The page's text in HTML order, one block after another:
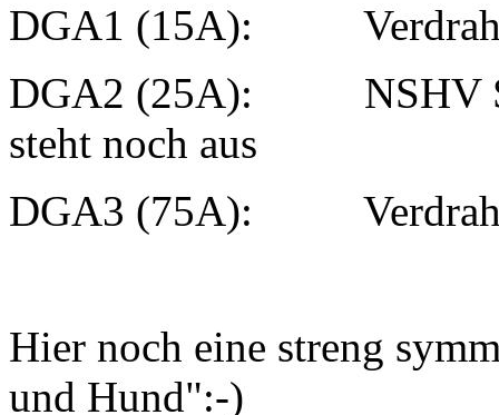
DGA1 (15A):
DGA2 (25A): NSHV
steht noch aus
DGA3 (75A):
Hier noch eine streng
und Hund":-)